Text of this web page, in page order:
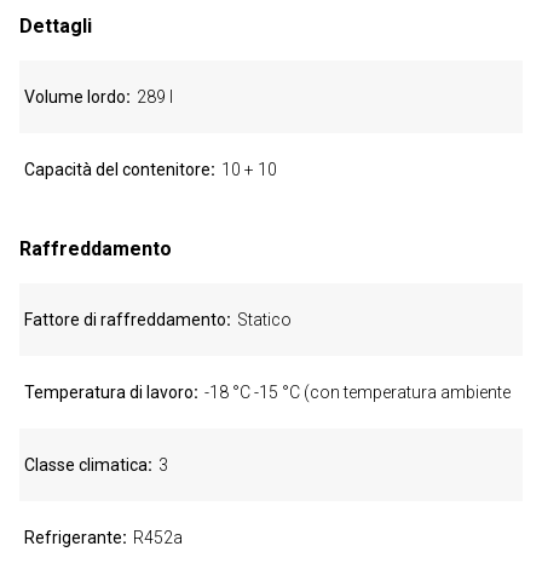
Dettagli
Volume lordo 289 l
Capacità del contenitore 10 + 10
Raffreddamento
Fattore di raffreddamento Statico
Temperatura di lavoro -18 °C -15 °C (con temperatura ambiente
Classe climatica 3
Refrigerante R452a